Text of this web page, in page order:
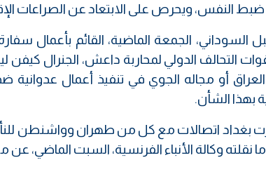
النفس، ويحرص على الابتعاد عن الصراعات
السوداني، الجمعة الماضية، القائم بأعمال
التحالف الدولي لمحاربة داعش، الجنرال
أو مجاله الجوي في تنفيذ أعمال عدوانية
بهذا الشأن.
بغداد اتصالات مع كل من طهران وواشنطن للنأي
وكالة الأنباء الفرنسية، السبت الماضي،